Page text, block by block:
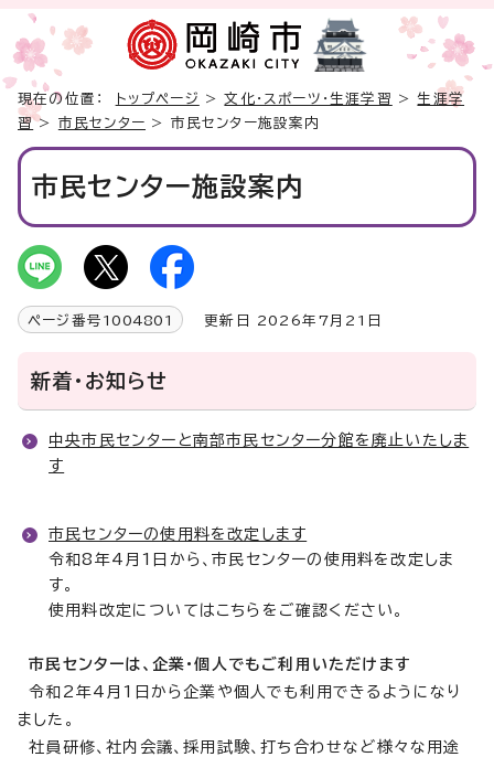
現在の位置： トップページ >文化・スポーツ・生涯学習 >生涯学
習> 市民センター > 市民センター施設案内
市民センター施設案内
ページ番号 1004801 更新日 2026年7月21日
新着・お知らせ
中央市民センターと南部市民センター分館を廃止いたしま
す
市民センターの使用料を改定します
令和8年4月1日から、市民センターの使用料を改定しま
す。
使用料改定についてはこちらをご確認ください。
市民センターは、企業・個人でもご利用いただけます
令和2年4月1日から企業や個人でも利用できるようになり
ました。
社員研修、社内会議、採用試験、打ち合わせなど様々な用途